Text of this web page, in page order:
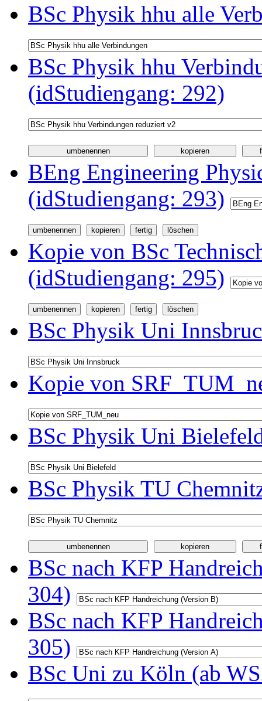
BSc Physik hhu alle
BSc Physik hhu
(idStudiengang: 292)
BEng Engineering
(idStudiengang: 293)
Kopie von BSc
(idStudiengang: 295)
BSc Physik Uni
Kopie von
BSc Physik Uni
BSc Physik TU
BSc nach KFP
304)
BSc nach KFP
305)
BSc Uni zu Köln (ab